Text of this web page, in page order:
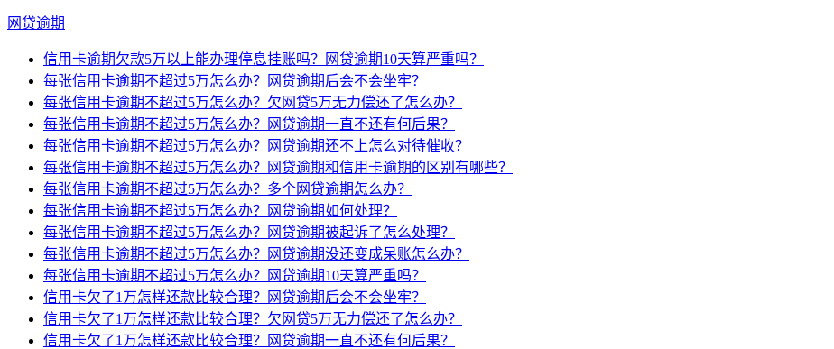
网贷逾期
信用卡逾期欠款5万以上能办理停息挂账吗？网贷逾期10天算严重吗？
每张信用卡逾期不超过5万怎么办？网贷逾期后会不会坐牢？
每张信用卡逾期不超过5万怎么办？欠网贷5万无力偿还了怎么办？
每张信用卡逾期不超过5万怎么办？网贷逾期一直不还有何后果？
每张信用卡逾期不超过5万怎么办？网贷逾期还不上怎么对待催收？
每张信用卡逾期不超过5万怎么办？网贷逾期和信用卡逾期的区别有哪些？
每张信用卡逾期不超过5万怎么办？多个网贷逾期怎么办？
每张信用卡逾期不超过5万怎么办？网贷逾期如何处理？
每张信用卡逾期不超过5万怎么办？网贷逾期被起诉了怎么处理？
每张信用卡逾期不超过5万怎么办？网贷逾期没还变成呆账怎么办？
每张信用卡逾期不超过5万怎么办？网贷逾期10天算严重吗？
信用卡欠了1万怎样还款比较合理？网贷逾期后会不会坐牢？
信用卡欠了1万怎样还款比较合理？欠网贷5万无力偿还了怎么办？
信用卡欠了1万怎样还款比较合理？网贷逾期一直不还有何后果？